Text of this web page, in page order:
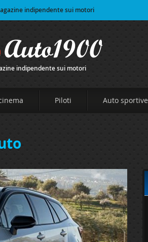
indipendente sui motori
indipendente sui motori
Piloti Auto sportive